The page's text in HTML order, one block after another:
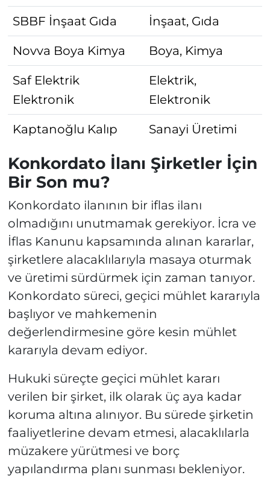
SBBF İnşaat Gıda İnşaat, Gıda
Novva Boya Kimya Boya, Kimya
Saf Elektrik
Elektronik
Elektrik,
Elektronik
Kaptanoğlu Kalıp Sanayi Üretimi
Konkordato İlanı Şirketler İçin
Bir Son mu?
Konkordato ilanının bir iflas ilanı
olmadığını unutmamak gerekiyor. İcra ve
İflas Kanunu kapsamında alınan kararlar,
şirketlere alacaklılarıyla masaya oturmak
ve üretimi sürdürmek için zaman tanıyor.
Konkordato süreci, geçici mühlet kararıyla
başlıyor ve mahkemenin
değerlendirmesine göre kesin mühlet
kararıyla devam ediyor.
Hukuki süreçte geçici mühlet kararı
verilen bir şirket, ilk olarak üç aya kadar
koruma altına alınıyor. Bu sürede şirketin
faaliyetlerine devam etmesi, alacaklılarla
müzakere yürütmesi ve borç
yapılandırma planı sunması bekleniyor.